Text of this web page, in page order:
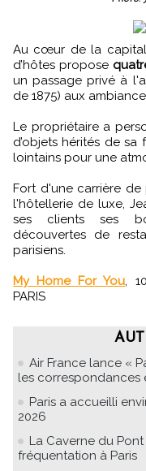
Au cœur de la capitale française, cette nouvelle maison
d’hôtes propose
un passage privé à
de 1875) aux
Le propriétaire a
d’objets hérités de
lointains pour une
Fort d'une carrière
l'hôtellerie de luxe,
ses clients ses
découvertes de
parisiens.
My Home For You,
PARIS
Air France lance «
les correspondances
Paris a accueilli
2026
La Caverne du
fréquentation à Paris